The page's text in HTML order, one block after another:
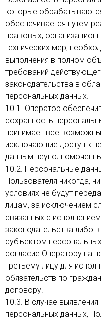
которые
обеспечивается путем
правовых,
технических мер,
выполнения в полном
требований
законодательства в
персональных данных.
10.1. Оператор
сохранность
принимает все
исключающие доступ к
данным
10.2. Персональные
Пользователя никогда,
условиях не будут
лицам, за исключением
связанных с
законодательства либо
субъектом
согласие Оператору на
третьему лицу для
обязательств по
договору.
10.3. В случае выявления
персональных данных,